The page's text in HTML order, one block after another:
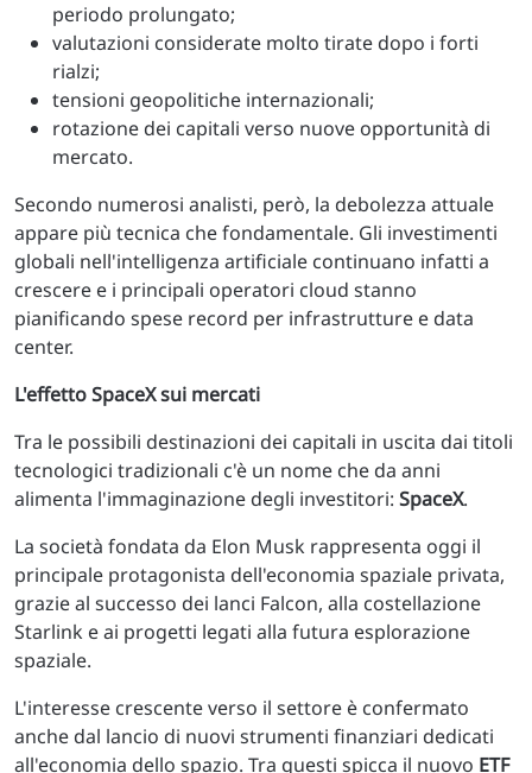
periodo prolungato;
valutazioni considerate molto tirate dopo i forti
rialzi;
tensioni geopolitiche internazionali;
rotazione dei capitali verso nuove opportunità di
mercato.
Secondo numerosi analisti, però, la debolezza attuale
appare più tecnica che fondamentale. Gli investimenti
globali nell'intelligenza artificiale continuano infatti a
crescere e i principali operatori cloud stanno
pianificando spese record per infrastrutture e data
center.
L'effetto SpaceX sui mercati
Tra le possibili destinazioni dei capitali in uscita dai titoli
tecnologici tradizionali c'è un nome che da anni
alimenta l'immaginazione degli investitori: SpaceX.
La società fondata da Elon Musk rappresenta oggi il
principale protagonista dell'economia spaziale privata,
grazie al successo dei lanci Falcon, alla costellazione
Starlink e ai progetti legati alla futura esplorazione
spaziale.
L'interesse crescente verso il settore è confermato
anche dal lancio di nuovi strumenti finanziari dedicati
all'economia dello spazio. Tra questi spicca il nuovo ETF